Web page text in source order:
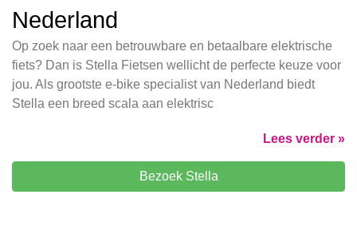
Nederland
Op zoek naar een betrouwbare en betaalbare elektrische
fiets? Dan is Stella Fietsen wellicht de perfecte keuze voor
jou. Als grootste e-bike specialist van Nederland biedt
Stella een breed scala aan elektrisc
Lees verder »
Bezoek Stella